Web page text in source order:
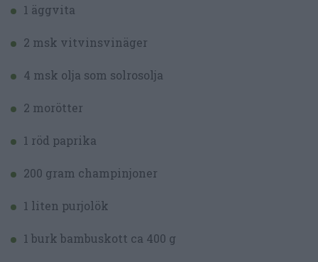
1 äggvita
2 msk vitvinsvinäger
4 msk olja som solrosolja
2 morötter
1 röd paprika
200 gram champinjoner
1 liten purjolök
1 burk bambuskott ca 400 g